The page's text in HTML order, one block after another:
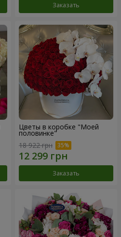
Заказать
Цветы в коробке "Моей
половинке"
18 922 грн
Заказать